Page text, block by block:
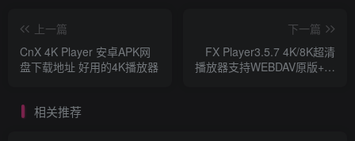
上一篇
CnX 4K Player 安卓APK网
盘下载地址 好用的4K播放器
下一篇
FX Player3.5.7 4K/8K超清
播放器支持WEBDAV原版+解
相关推荐